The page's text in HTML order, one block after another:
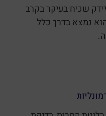
שכיח בעיקר בקרב
נמצא בדרך כלל